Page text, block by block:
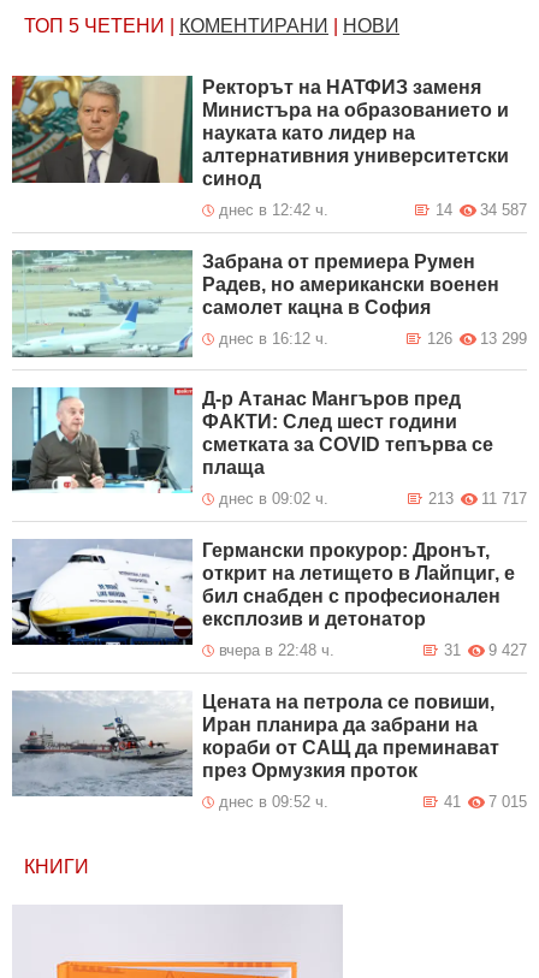
ТОП 5 ЧЕТЕНИ КОМЕНТИРАНИ НОВИ
Ректорът на НАТФИЗ заменя
Министъра на образованието и
науката като лидер на
алтернативния университетски
синод
днес в 12:42 ч. 34 587
14
Забрана от премиера Румен
Радев, но американски военен
самолет кацна в София
днес в 16:12 ч. 13 299
126
Д-р Атанас Мангъров пред
ФАКТИ: След шест години
сметката за COVID тепърва се
плаща
днес в 09:02 ч. 11 717
213
Германски прокурор: Дронът,
открит на летището в Лайпциг, е
бил снабден с професионален
експлозив и детонатор
вчера в 22:48 ч. 9 427
31
Цената на петрола се повиши,
Иран планира да забрани на
кораби от САЩ да преминават
през Ормузкия проток
днес в 09:52 ч. 7 015
41
КНИГИ